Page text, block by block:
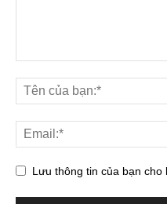
Lưu thông tin của bạn